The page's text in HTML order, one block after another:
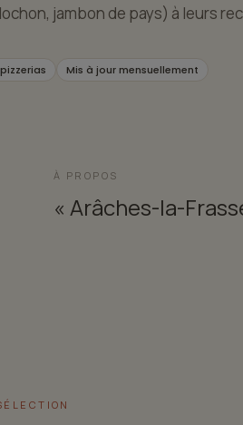
jambon de pays) à leurs
pizzerias Mis à jour mensuellement
À PROPOS
« Arâches-la-